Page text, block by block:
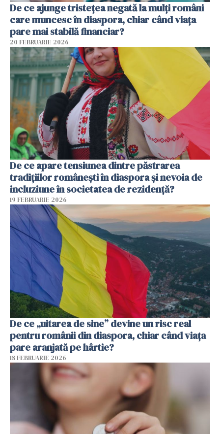
De ce ajunge tristețea negată la mulți români
care muncesc în diaspora, chiar când viața
pare mai stabilă financiar?
20 FEBRUARIE 2026
De ce apare tensiunea dintre păstrarea
tradițiilor românești în diaspora și nevoia de
incluziune în societatea de rezidență?
19 FEBRUARIE 2026
De ce „uitarea de sine” devine un risc real
pentru românii din diaspora, chiar când viața
pare aranjată pe hârtie?
18 FEBRUARIE 2026